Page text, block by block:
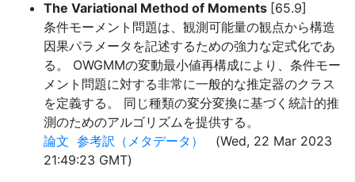
The Variational Method of Moments [65.9]
条件モーメント問題は、観測可能量の観点から構造
因果パラメータを記述するための強力な定式化であ
る。 OWGMMの変動最小値再構成により、条件モー
メント問題に対する非常に一般的な推定器のクラス
を定義する。 同じ種類の変分変換に基づく統計的推
測のためのアルゴリズムを提供する。
論文 参考訳（メタデータ）
(Wed, 22 Mar 2023
21:49:23 GMT)